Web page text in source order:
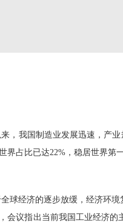
，我国制造业发展迅速，产
界占比已达22% ，稳居世界第
全球经济的逐步放缓，经济环
会议指出当前我国工业经济